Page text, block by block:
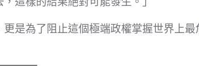
是為了阻止這個極端政權掌握世界上最